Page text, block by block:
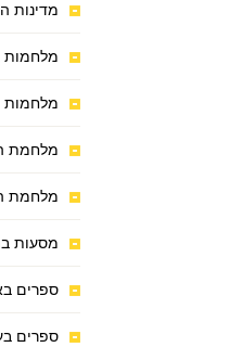
מדינות
מלחמות
מלחמות
מלחמת
מלחמת
מסעות
ספרים
ספרים